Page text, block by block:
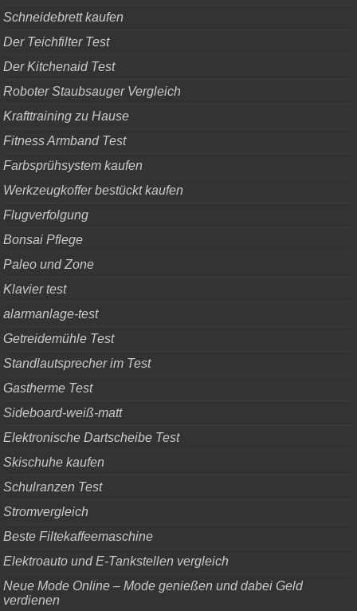
Schneidebrett kaufen
Der Teichfilter Test
Der Kitchenaid Test
Roboter Staubsauger Vergleich
Krafttraining zu Hause
Fitness Armband Test
Farbsprühsystem kaufen
Werkzeugkoffer bestückt kaufen
Flugverfolgung
Bonsai Pflege
Paleo und Zone
Klavier test
alarmanlage-test
Getreidemühle Test
Standlautsprecher im Test
Gastherme Test
Sideboard-weiß-matt
Elektronische Dartscheibe Test
Skischuhe kaufen
Schulranzen Test
Stromvergleich
Beste Filtekaffeemaschine
Elektroauto und E-Tankstellen vergleich
Neue Mode Online – Mode genießen und dabei Geld
verdienen